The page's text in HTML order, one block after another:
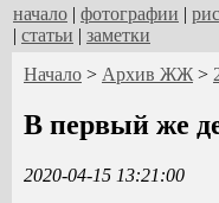
начало | фотографии |
| статьи | заметки
Начало > Архив ЖЖ >
В первый же
2020-04-15 13:21:00